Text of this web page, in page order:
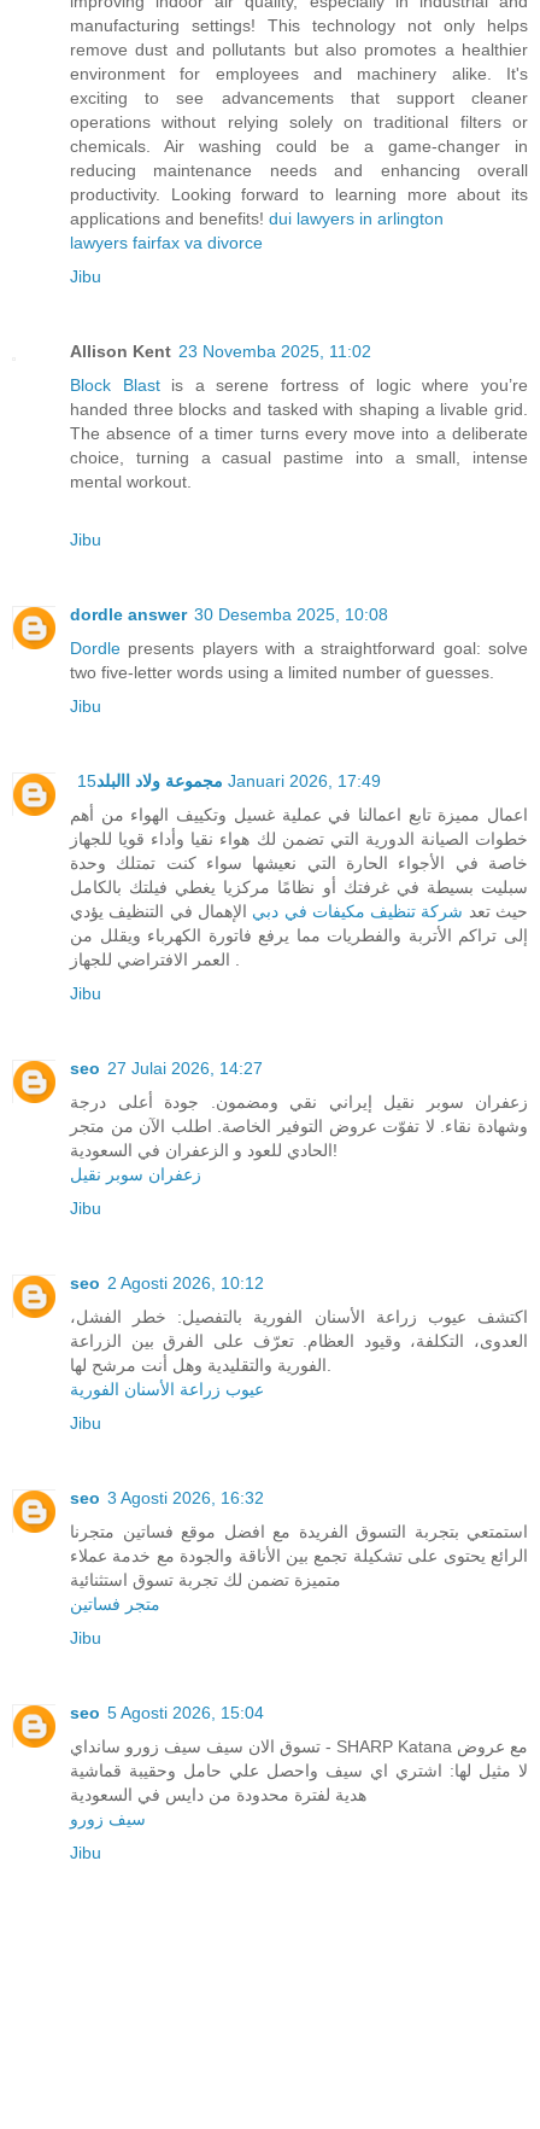
manufacturing settings! This technology not only helps
remove dust and pollutants but also promotes a healthier
environment for employees and machinery alike. It's
exciting to see advancements that support cleaner
operations without relying solely on traditional filters or
chemicals. Air washing could be a game-changer in
reducing maintenance needs and enhancing overall
productivity. Looking forward to learning more about its
applications and benefits! dui lawyers in arlington
lawyers fairfax va divorce
Jibu
Allison Kent 23 Novemba 2025, 11:02
Block Blastis a serene fortress of logic where you’re
handed three blocks and tasked with shaping a livable grid.
The absence of a timer turns every move into a deliberate
choice, turning a casual pastime into a small, intense
mental workout.
Jibu
dordle answer 30 Desemba 2025, 10:08
Dordle presents players with a straightforward goal: solve
two five-letter words using a limited number of guesses.
Jibu
مجموعة ولاد االبلد 15 Januari 2026, 17:49
اعمال مميزة تابع اعمالنا في عملية غسيل وتكييف الهواء من أهم
خطوات الصيانة الدورية التي تضمن لك هواء نقيا وأداء قويا للجهاز
خاصة في الأجواء الحارة التي نعيشها سواء كنت تمتلك وحدة
سبليت بسيطة في غرفتك أو نظامًا مركزيا يغطي فيلتك بالكامل
حيث تعد شركة تنظيف مكيفات في دبي الإهمال في التنظيف يؤدي
إلى تراكم الأتربة والفطريات مما يرفع فاتورة الكهرباء ويقلل من
Jibu
seo 27 Julai 2026, 14:27
زعفران سوبر نقيل إيراني نقي ومضمون. جودة أعلى درجة
وشهادة نقاء. لا تفوّت عروض التوفير الخاصة. اطلب الآن من متجر
الحادي للعود و الزعفران في السعودية!
زعفران سوبر نقيل
Jibu
seo 2 Agosti 2026, 10:12
اكتشف عيوب زراعة الأسنان الفورية بالتفصيل: خطر الفشل،
العدوى، التكلفة، وقيود العظام. تعرّف على الفرق بين الزراعة
عيوب زراعة الأسنان الفورية
Jibu
seo 3 Agosti 2026, 16:32
استمتعي بتجربة التسوق الفريدة مع افضل موقع فساتين متجرنا
الرائع يحتوى على تشكيلة تجمع بين الأناقة والجودة مع خدمة عملاء
متميزة تضمن لك تجربة تسوق استثنائية
متجر فساتين
Jibu
seo 5 Agosti 2026, 15:04
تسوق الان سيف سيف زورو سانداي - SHARP Katana مع عروض
لا مثيل لها: اشتري اي سيف واحصل علي حامل وحقيبة قماشية
هدية لفترة محدودة من دايس في السعودية
سيف زورو
Jibu